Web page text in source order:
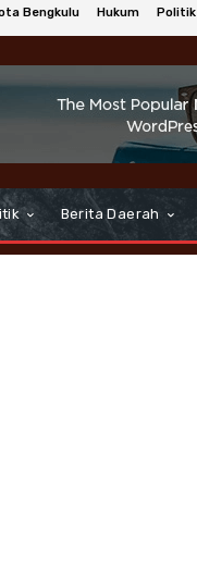
Bengkulu Hukum
Politik
Berita Daerah